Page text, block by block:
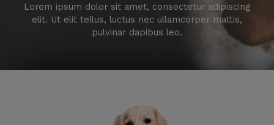
Lorem ipsum dolor sit amet, consectetur adipiscing
elit. Ut elit tellus, luctus nec ullamcorper mattis,
pulvinar dapibus leo.